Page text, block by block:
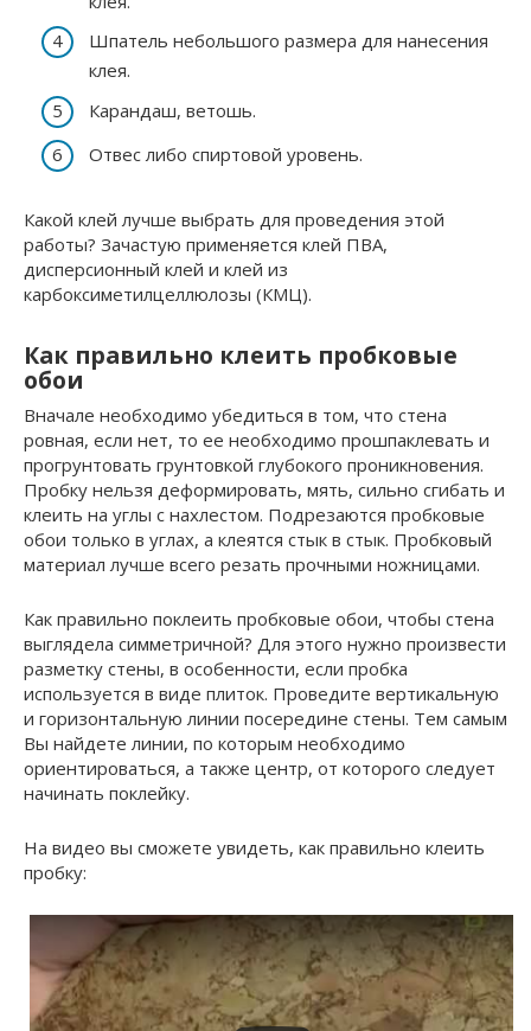
Шпатель небольшого размера для нанесения
клея.
Карандаш, ветошь.
Отвес либо спиртовой уровень.
Какой клей лучше выбрать для проведения этой
работы? Зачастую применяется клей ПВА,
дисперсионный клей и клей из
карбоксиметилцеллюлозы (КМЦ).
Как правильно клеить пробковые
обои
Вначале необходимо убедиться в том, что стена
ровная, если нет, то ее необходимо прошпаклевать и
прогрунтовать грунтовкой глубокого проникновения.
Пробку нельзя деформировать, мять, сильно сгибать и
клеить на углы с нахлестом. Подрезаются пробковые
обои только в углах, а клеятся стык в стык. Пробковый
материал лучше всего резать прочными ножницами.
Как правильно поклеить пробковые обои, чтобы стена
выглядела симметричной? Для этого нужно произвести
разметку стены, в особенности, если пробка
используется в виде плиток. Проведите вертикальную
и горизонтальную линии посередине стены. Тем самым
Вы найдете линии, по которым необходимо
ориентироваться, а также центр, от которого следует
начинать поклейку.
На видео вы сможете увидеть, как правильно клеить
пробку: